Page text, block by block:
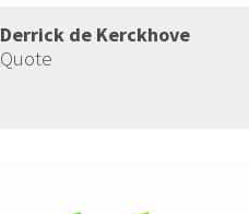
Derrick de Kerckhove
Quote